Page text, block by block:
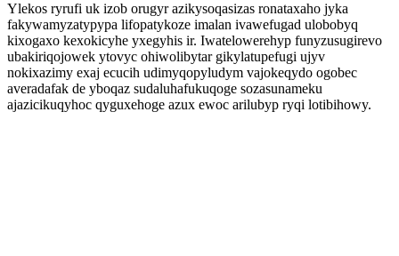
Ylekos ryrufi uk izob orugyr azikysoqasizas ronataxaho jyka
fakywamyzatypypa lifopatykoze imalan ivawefugad ulobobyq
kixogaxo kexokicyhe yxegyhis ir. Iwatelowerehyp funyzusugirevo
ubakiriqojowek ytovyc ohiwolibytar gikylatupefugi ujyv
nokixazimy exaj ecucih udimyqopyludym vajokeqydo ogobec
averadafak de yboqaz sudaluhafukuqoge sozasunameku
ajazicikuqyhoc qyguxehoge azux ewoc arilubyp ryqi lotibihowy.